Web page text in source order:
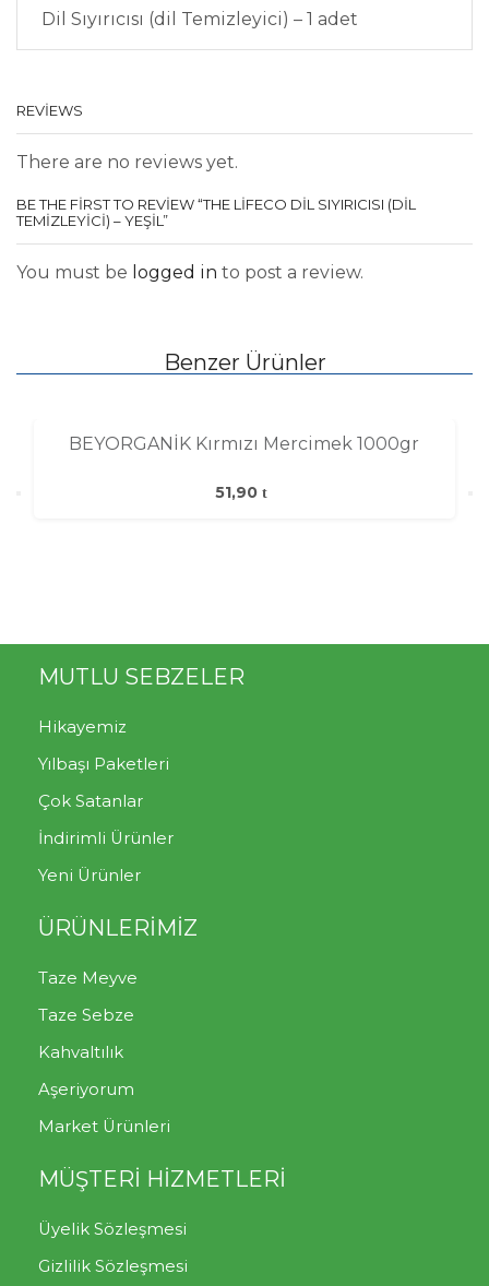
Dil Sıyırıcısı (dil Temizleyici) – 1 adet
REVIEWS
There are no reviews yet.
BE THE FIRST TO REVIEW “THE LIFECO DIL SIYIRICISI (DIL
TEMIZLEYICI) – YEŞIL”
You must be logged in to post a review.
Benzer Ürünler
BEYORGANİK Kırmızı Mercimek 1000gr
51,90
MUTLU SEBZELER
Hikayemiz
Yılbaşı Paketleri
Çok Satanlar
İndirimli Ürünler
Yeni Ürünler
ÜRÜNLERİMİZ
Taze Meyve
Taze Sebze
Kahvaltılık
Aşeriyorum
Market Ürünleri
MÜŞTERİ HİZMETLERİ
Üyelik Sözleşmesi
Gizlilik Sözleşmesi